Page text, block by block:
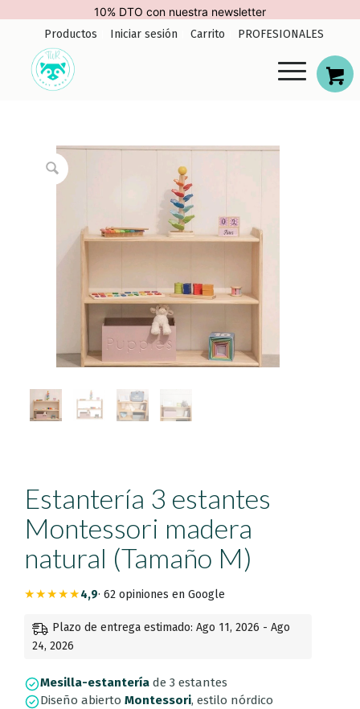
10% DTO con nuestra newsletter
Productos
Iniciar sesión Carrito PROFESIONALES
Estantería 3 estantes
Montessori madera
natural (Tamaño M)
★★★★★4,9· 62 opiniones en Google
Plazo de entrega estimado: Ago 11, 2026 - Ago
24, 2026
Mesilla-estantería de 3 estantes
Diseño abiertoMontessori, estilo nórdico